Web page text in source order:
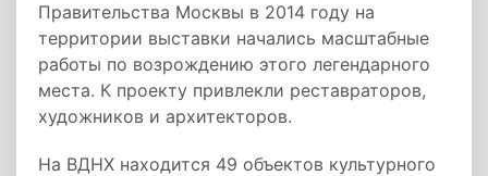
Правительства Москвы в 2014 году на
территории выставки начались масштабные
работы по возрождению этого легендарного
места. К проекту привлекли реставраторов,
художников и архитекторов.
На ВДНХ находится 49 объектов культурного